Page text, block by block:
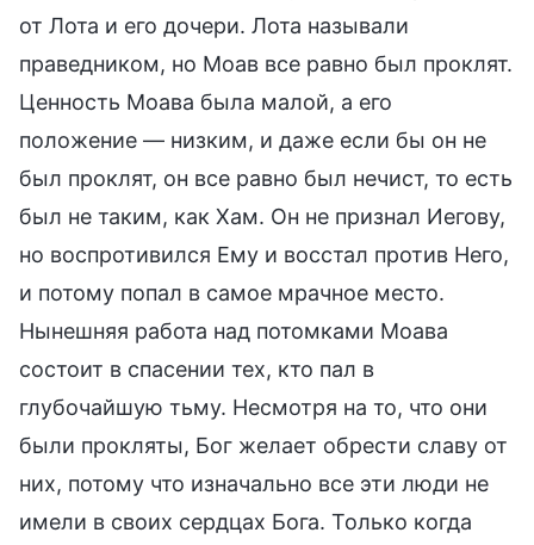
от Лота и его дочери. Лота называли
праведником, но Моав все равно был проклят.
Ценность Моава была малой, а его
положение — низким, и даже если бы он не
был проклят, он все равно был нечист, то есть
был не таким, как Хам. Он не признал Иегову,
но воспротивился Ему и восстал против Него,
и потому попал в самое мрачное место.
Нынешняя работа над потомками Моава
состоит в спасении тех, кто пал в
глубочайшую тьму. Несмотря на то, что они
были прокляты, Бог желает обрести славу от
них, потому что изначально все эти люди не
имели в своих сердцах Бога. Только когда